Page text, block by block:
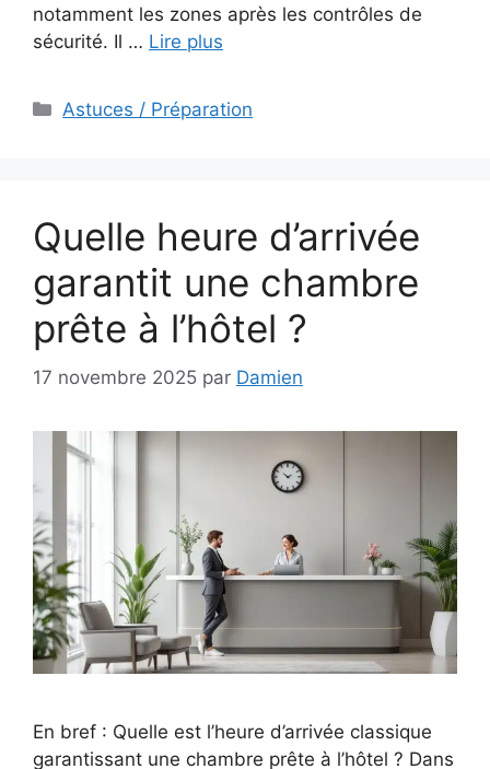
notamment les zones après les contrôles de
sécurité. Il … Lire plus
Catégories
Astuces / Préparation
Quelle heure d’arrivée
garantit une chambre
prête à l’hôtel ?
17 novembre 2025 par Damien
En bref : Quelle est l’heure d’arrivée classique
garantissant une chambre prête à l’hôtel ? Dans